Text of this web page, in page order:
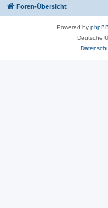
Foren-Übersicht
Powered by phpBB
Deutsche